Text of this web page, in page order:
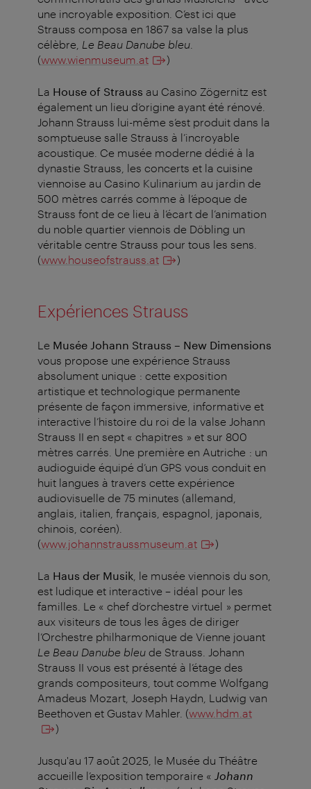
une incroyable exposition. C’est ici que
Strauss composa en 1867 sa valse la plus
célèbre, Le Beau Danube bleu
(www.wienmuseum.at )
La House of Strauss au Casino Zögernitz est
également un lieu d’origine ayant été rénové.
Johann Strauss lui-même s’est produit dans la
somptueuse salle Strauss à l’incroyable
acoustique. Ce musée moderne dédié à la
dynastie Strauss, les concerts et la cuisine
viennoise au Casino Kulinarium au jardin de
500 mètres carrés comme à l’époque de
Strauss font de ce lieu à l’écart de l’animation
du noble quartier viennois de Döbling un
véritable centre Strauss pour tous les sens.
(www.houseofstrauss.at )
Expériences Strauss
Le Musée Johann Strauss – New Dimensions
vous propose une expérience Strauss
absolument unique : cette exposition
artistique et technologique permanente
présente de façon immersive, informative et
interactive l’histoire du roi de la valse Johann
Strauss II en sept « chapitres » et sur 800
mètres carrés. Une première en Autriche : un
audioguide équipé d’un GPS vous conduit en
huit langues à travers cette expérience
audiovisuelle de 75 minutes (allemand,
anglais, italien, français, espagnol, japonais,
chinois, coréen).
(www.johannstraussmuseum.at )
La Haus der Musik , le musée viennois du son,
est ludique et interactive – idéal pour les
familles. Le « chef d’orchestre virtuel » permet
aux visiteurs de tous les âges de diriger
l’Orchestre philharmonique de Vienne jouant
Le Beau Danube bleu de Strauss. Johann
Strauss II vous est présenté à l’étage des
grands compositeurs, tout comme Wolfgang
Amadeus Mozart, Joseph Haydn, Ludwig van
Beethoven et Gustav Mahler. (www.hdm.at
)
Jusqu'au 17 août 2025, le Musée du Théâtre
accueille l’exposition temporaire « Johann